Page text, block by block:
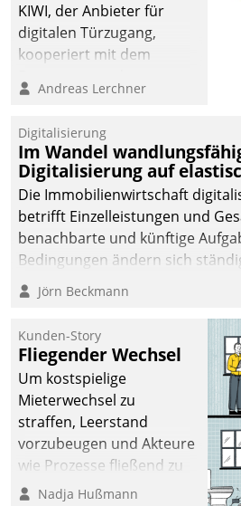
KIWI, der Anbieter für
digitalen Türzugang,
kooperiert mit dem
Softwareentwicklungshaus
Andreas Lerchner
Digitalisierung
Im Wandel
Digitalisierung auf
Die Immobilienwirtschaft
betrifft Einzelleistungen und
benachbarte und künftige
Bedingungen ändern sich
technisch die Kontrolle wahren
fürs Wachsen öffnen?
Jörn Beckmann
Kunden-Story
Fliegender Wechsel
Um kostspielige
Mieterwechsel zu
straffen, Leerstand
vorzubeugen und Akteure
wie Prozesse fließend zu
vernetzen, nutzt die
Nadja Hußmann